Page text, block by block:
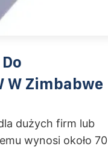
W Zimbabwe
dużych firm lub
wynosi około 70